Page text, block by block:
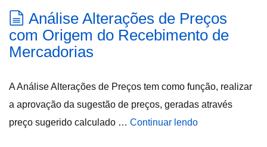
Análise Alterações de Preços
com Origem do Recebimento de
Mercadorias
A Análise Alterações de Preços tem como função, realizar
a aprovação da sugestão de preços, geradas através
preço sugerido calculado … Continuar lendo